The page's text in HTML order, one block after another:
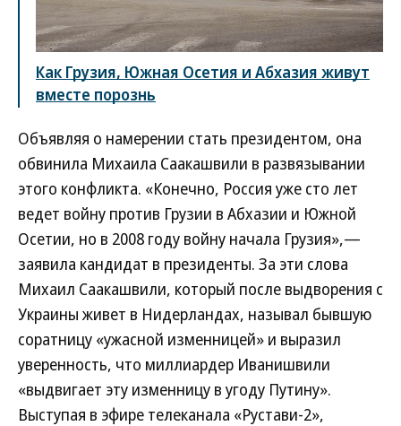
Как Грузия, Южная Осетия и Абхазия живут
вместе порознь
Объявляя о намерении стать президентом, она
обвинила Михаила Саакашвили в развязывании
этого конфликта. «Конечно, Россия уже сто лет
ведет войну против Грузии в Абхазии и Южной
Осетии, но в 2008 году войну начала Грузия»,—
заявила кандидат в президенты. За эти слова
Михаил Саакашвили, который после выдворения с
Украины живет в Нидерландах, называл бывшую
соратницу «ужасной изменницей» и выразил
уверенность, что миллиардер Иванишвили
«выдвигает эту изменницу в угоду Путину».
Выступая в эфире телеканала «Рустави-2»,